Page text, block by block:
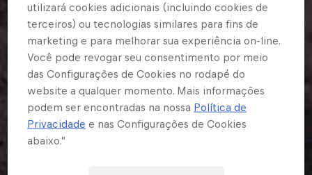
utilizará cookies adicionais (incluindo cookies de
terceiros) ou tecnologias similares para fins de
marketing e para melhorar sua experiência on-line.
Você pode revogar seu consentimento por meio
das Configurações de Cookies no rodapé do
website a qualquer momento. Mais informações
podem ser encontradas na nossa Política de
Privacidade e nas Configurações de Cookies
abaixo.”